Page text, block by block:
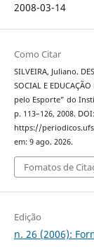
2008-03-14
Como Citar
SILVEIRA, Juliano.
SOCIAL E
pelo Esporte” do
p. 113–126, 2008.
https://
em: 9 ago. 2026.
Fomatos de
Edição
n. 26 (2006):